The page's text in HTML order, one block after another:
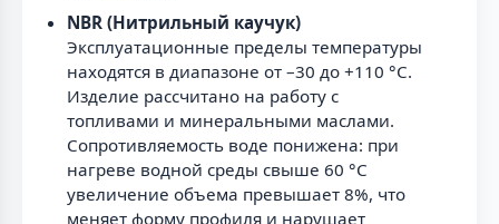
NBR (Нитрильный каучук)
Эксплуатационные пределы температуры
находятся в диапазоне от –30 до +110 °С.
Изделие рассчитано на работу с
топливами и минеральными маслами.
Сопротивляемость воде понижена: при
нагреве водной среды свыше 60 °С
увеличение объема превышает 8%, что
меняет форму профиля и нарушает